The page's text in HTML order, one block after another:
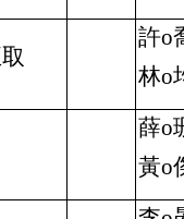
許o
林o
薛o
黃o